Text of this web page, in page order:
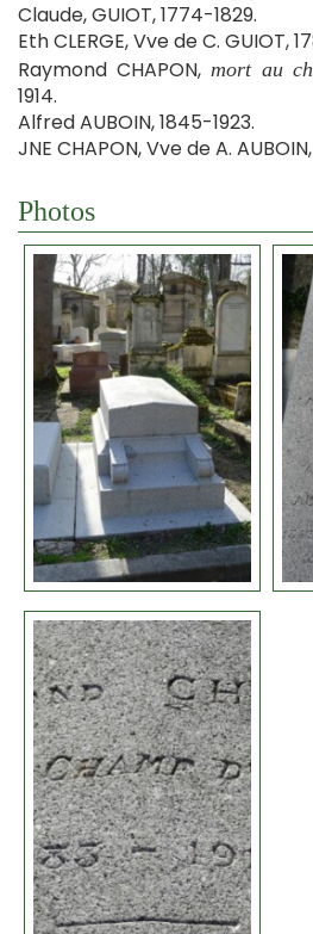
Claude, GUIOT, 1774-1829.
Eth CLERGE, Vve de C. GUIOT,
Raymond CHAPON, mort au
1914.
Alfred AUBOIN, 1845-1923.
JNE CHAPON, Vve de A.
Photos